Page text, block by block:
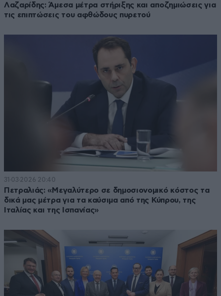
Λαζαρίδης: Άμεσα μέτρα στήριξης και αποζημιώσεις για
τις επιπτώσεις του αφθώδους πυρετού
31·03·2026 20:40
Πετραλιάς: «Μεγαλύτερο σε δημοσιονομικό κόστος τα
δικά μας μέτρα για τα καύσιμα από της Κύπρου, της
Ιταλίας και της Ισπανίας»